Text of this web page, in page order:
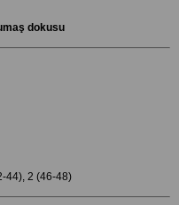
dokusu
44), 2 (46-48)